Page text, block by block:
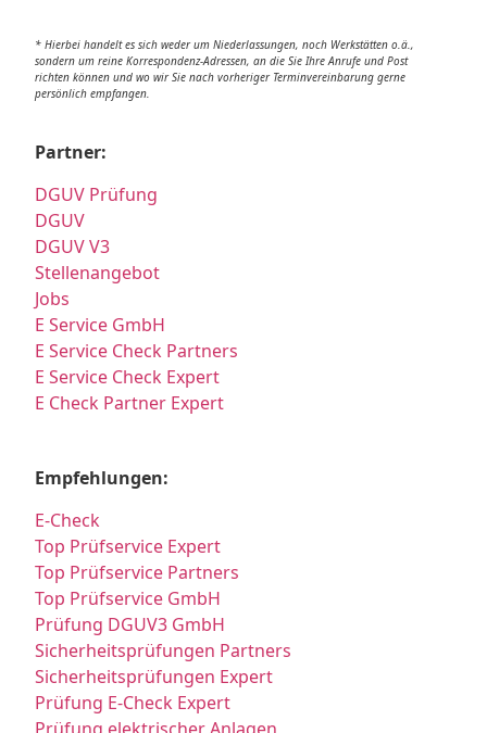
* Hierbei handelt es sich weder um Niederlassungen, noch Werkstätten o.ä.,
sondern um reine Korrespondenz-Adressen, an die Sie Ihre Anrufe und Post
richten können und wo wir Sie nach vorheriger Terminvereinbarung gerne
persönlich empfangen.
Partner:
DGUV Prüfung
DGUV
DGUV V3
Stellenangebot
Jobs
E Service GmbH
E Service Check Partners
E Service Check Expert
E Check Partner Expert
Empfehlungen:
E-Check
Top Prüfservice Expert
Top Prüfservice Partners
Top Prüfservice GmbH
Prüfung DGUV3 GmbH
Sicherheitsprüfungen Partners
Sicherheitsprüfungen Expert
Prüfung E-Check Expert